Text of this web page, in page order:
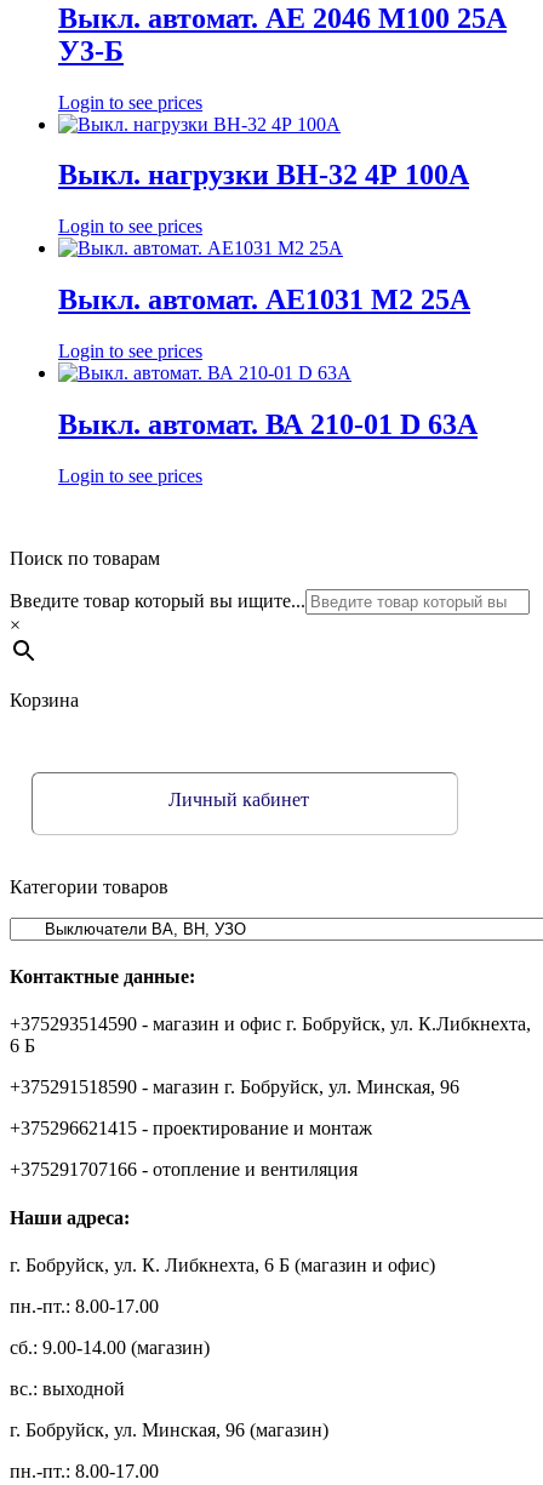
Выкл. автомат. АЕ 2046 М100 25А
У3-Б
Login to see prices
Выкл. нагрузки ВН-32 4Р 100А
Login to see prices
Выкл. автомат. АЕ1031 М2 25А
Login to see prices
Выкл. автомат. ВА 210-01 D 63А
Login to see prices
Поиск по товарам
Введите товар который вы ищите...
×
Корзина
Личный кабинет
Категории товаров
Контактные данные:
+375293514590 - магазин и офис г. Бобруйск, ул. К.Либкнехта,
6 Б
+375291518590 - магазин г. Бобруйск, ул. Минская, 96
+375296621415 - проектирование и монтаж
+375291707166 - отопление и вентиляция
Наши адреса:
г. Бобруйск, ул. К. Либкнехта, 6 Б (магазин и офис)
пн.-пт.: 8.00-17.00
сб.: 9.00-14.00 (магазин)
вс.: выходной
г. Бобруйск, ул. Минская, 96 (магазин)
пн.-пт.: 8.00-17.00